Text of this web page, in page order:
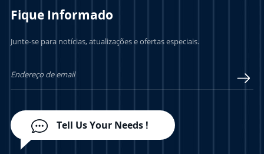
Fique Informado
Junte-se para notícias, atualizações e ofertas especiais.
Tell Us Your Needs !